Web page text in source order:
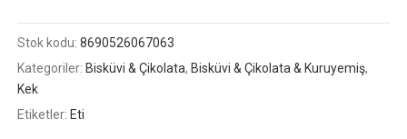
Stok kodu:8690526067063
Kategoriler: Bisküvi & Çikolata, Bisküvi & Çikolata & Kuruyemiş,
Kek
Etiketler: Eti